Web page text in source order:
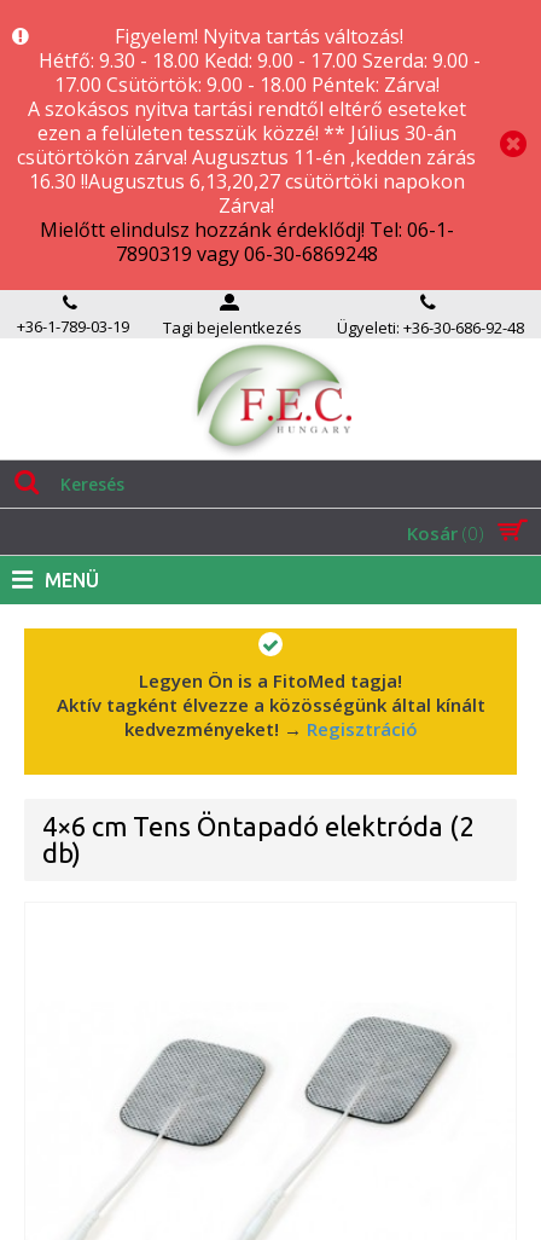
Figyelem! Nyitva tartás változás!
Hétfő: 9.30 - 18.00 Kedd: 9.00 - 17.00 Szerda: 9.00 -
17.00 Csütörtök: 9.00 - 18.00 Péntek: Zárva!
A szokásos nyitva tartási rendtől eltérő eseteket
ezen a felületen tesszük közzé! ** Július 30-án
csütörtökön zárva! Augusztus 11-én ,kedden zárás
16.30 !!Augusztus 6,13,20,27 csütörtöki napokon
Zárva!
Mielőtt elindulsz hozzánk érdeklődj! Tel: 06-1-
7890319 vagy 06-30-6869248
+36-1-789-03-19 Tagi bejelentkezés Ügyeleti: +36-30-686-92-48
Kosár (0)
MENÜ
Legyen Ön is a FitoMed tagja!
Aktív tagként élvezze a közösségünk által kínált
kedvezményeket! → Regisztráció
4×6 cm Tens Öntapadó elektróda (2
db)